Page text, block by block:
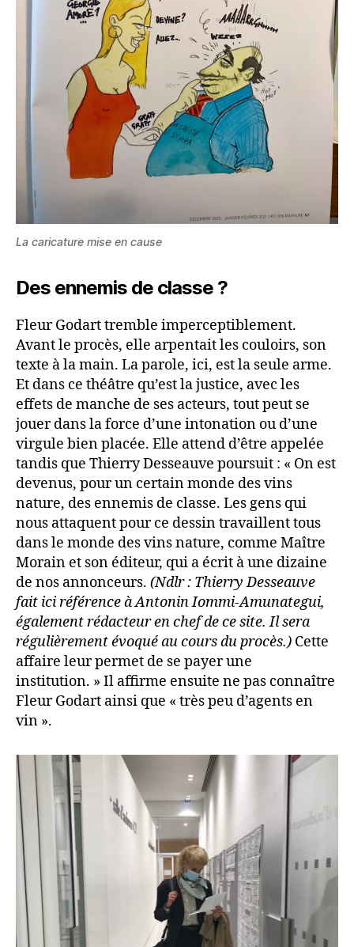
La caricature mise en cause
Des ennemis de classe ?
Fleur Godart tremble imperceptiblement.
Avant le procès, elle arpentait les couloirs, son
texte à la main. La parole, ici, est la seule arme.
Et dans ce théâtre qu’est la justice, avec les
effets de manche de ses acteurs, tout peut se
jouer dans la force d’une intonation ou d’une
virgule bien placée. Elle attend d’être appelée
tandis que Thierry Desseauve poursuit : « On est
devenus, pour un certain monde des vins
nature, des ennemis de classe. Les gens qui
nous attaquent pour ce dessin travaillent tous
dans le monde des vins nature, comme Maître
Morain et son éditeur, qui a écrit à une dizaine
de nos annonceurs. (Ndlr : Thierry Desseauve
fait ici référence à Antonin Iommi-Amunategui,
également rédacteur en chef de ce site. Il sera
régulièrement évoqué au cours du procès.) Cette
affaire leur permet de se payer une
institution. » Il affirme ensuite ne pas connaître
Fleur Godart ainsi que « très peu d’agents en
vin ».